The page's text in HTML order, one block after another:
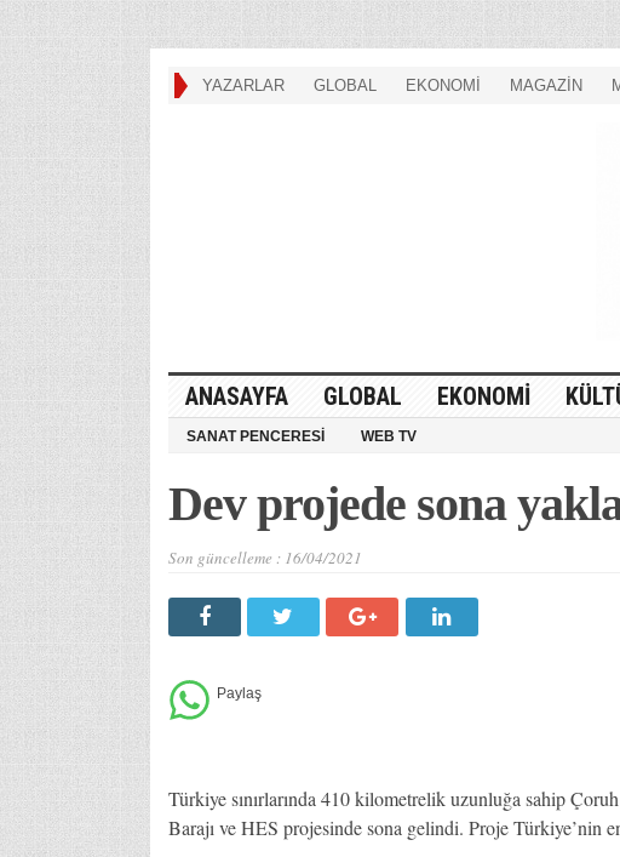
YAZARLAR GLOBAL EKONOMİ MAGAZİN
ANASAYFA GLOBAL EKONOMİ
SANAT PENCERESİ WEB TV
Dev projede sona
Son güncelleme : 16/04/2021
Türkiye sınırlarında 410 kilometrelik uzunluğa sahip
Barajı ve HES projesinde sona gelindi. Proje Türkiye’nin